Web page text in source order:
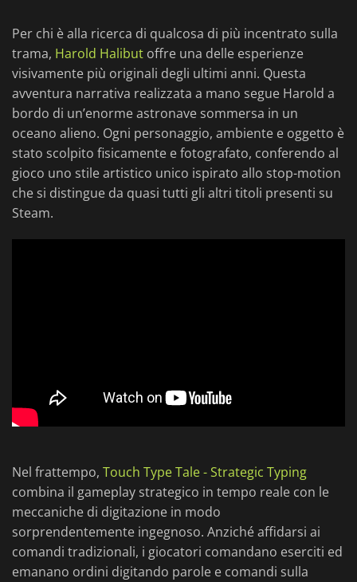
Per chi è alla ricerca di qualcosa di più incentrato sulla
trama, Harold Halibut offre una delle esperienze
visivamente più originali degli ultimi anni. Questa
avventura narrativa realizzata a mano segue Harold a
bordo di un’enorme astronave sommersa in un
oceano alieno. Ogni personaggio, ambiente e oggetto è
stato scolpito fisicamente e fotografato, conferendo al
gioco uno stile artistico unico ispirato allo stop-motion
che si distingue da quasi tutti gli altri titoli presenti su
Steam.
Nel frattempo, Touch Type Tale - Strategic Typing
combina il gameplay strategico in tempo reale con le
meccaniche di digitazione in modo
sorprendentemente ingegnoso. Anziché affidarsi ai
comandi tradizionali, i giocatori comandano eserciti ed
emanano ordini digitando parole e comandi sulla